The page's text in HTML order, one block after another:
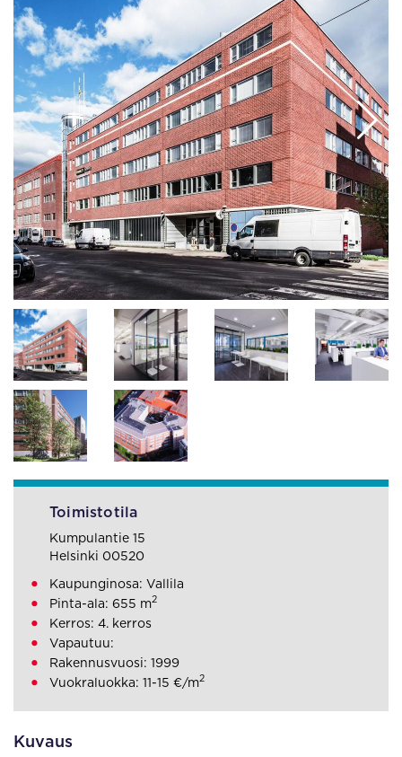
Kuvaus
Toimistotila
Kumpulantie 15
Helsinki 00520
Kaupunginosa: Vallila
Pinta-ala: 655 m2
Kerros: 4. kerros
Vapautuu:
Rakennusvuosi: 1999
Vuokraluokka: 11-15 €/m2